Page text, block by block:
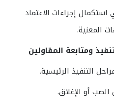
إجراءات الاعتماد
المعنية.
ومتابعة المقاولين
التنفيذ الرئيسية.
أو الإغلاق.